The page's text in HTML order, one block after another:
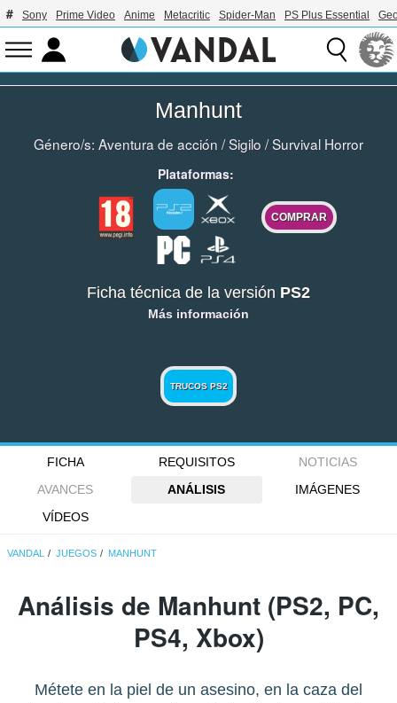
Sony Prime Video Anime Metacritic Spider-Man PS Plus Essential
Manhunt
Género/s: Aventura de acción /Sigilo /Survival Horror
Plataformas:
COMPRAR
Ficha técnica de la versión PS2
Más información
TRUCOS PS2
FICHA REQUISITOS
NOTICIAS
AVANCES
ANÁLISIS
IMÁGENES
VÍDEOS
VANDAL JUEGOS MANHUNT
Análisis de Manhunt (PS2, PC,
PS4, Xbox)
Métete en la piel de un asesino, en la caza del